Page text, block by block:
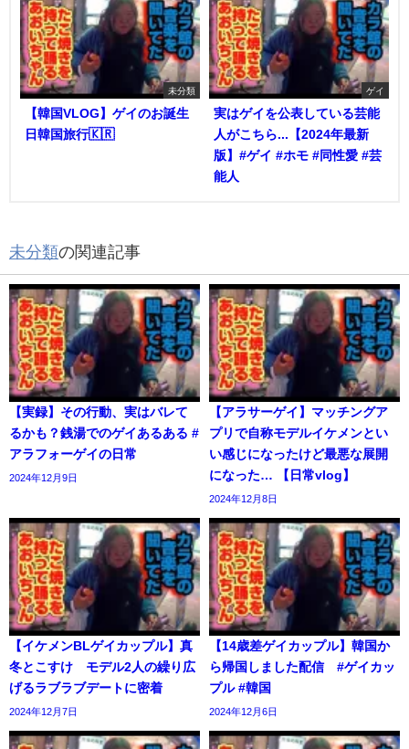
未分類
【韓国VLOG】ゲイのお誕生
日韓国旅行🇰🇷
ゲイ
実はゲイを公表している芸能
人がこちら...【2024年最新
版】#ゲイ #ホモ #同性愛 #芸
能人
未分類の関連記事
【実録】その行動、実はバレて
るかも？銭湯でのゲイあるある #
アラフォーゲイの日常
2024年12月9日
【アラサーゲイ】マッチングア
プリで自称モデルイケメンとい
い感じになったけど最悪な展開
になった… 【日常vlog】
2024年12月8日
【イケメンBLゲイカップル】真
冬とこすけ モデル2人の繰り広
げるラブラブデートに密着
2024年12月7日
【14歳差ゲイカップル】韓国か
ら帰国しました配信 #ゲイカッ
プル #韓国
2024年12月6日